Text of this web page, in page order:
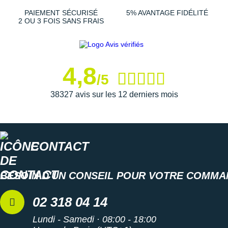
PAIEMENT SÉCURISÉ
2 OU 3 FOIS SANS FRAIS
5% AVANTAGE FIDÉLITÉ
4,8/5
38327 avis sur les 12 derniers mois
CONTACT
BESOIN D'UN CONSEIL POUR VOTRE
02 318 04 14
Lundi - Samedi · 08:00 - 18:00